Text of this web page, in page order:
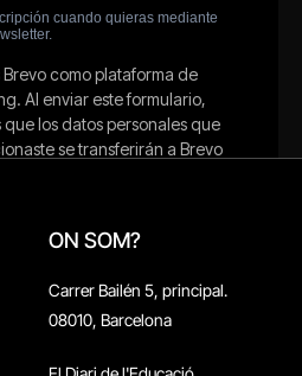
ON SOM?
Carrer Bailén 5, principal.
08010, Barcelona